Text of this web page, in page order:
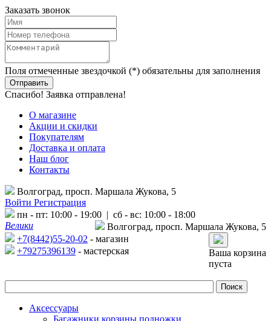
Заказать звонок
Поля отмеченные звездочкой (*) обязательны для заполнения
Спасибо! Заявка отправлена!
О магазине
Акции и скидки
Покупателям
Доставка и оплата
Наш блог
Контакты
Волгоград, просп. Маршала Жукова, 5
Войти Регистрация
пн - пт: 10:00 - 19:00 | сб - вс: 10:00 - 18:00
Велики
Волгоград, просп. Маршала Жукова, 5
+7(8442)55-20-02 - магазин
+79275396139 - мастерская
Ваша корзина
пуста
Аксессуары
Багажники,корзины,подножки